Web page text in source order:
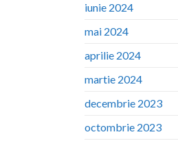
iunie 2024
mai 2024
aprilie 2024
martie 2024
decembrie 2023
octombrie 2023